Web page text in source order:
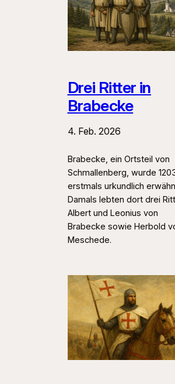
Drei Ritter in
Brabecke
4. Feb. 2026
Brabecke, ein Ortsteil von
Schmallenberg, wurde
erstmals urkundlich
Damals lebten dort drei
Albert und Leonius von
Brabecke sowie Herbold
Meschede.